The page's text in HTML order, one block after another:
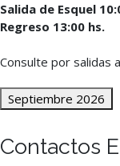
Salida de Esquel
Regreso 13:00 hs.
Consulte por salidas
Septiembre 2026
Contactos